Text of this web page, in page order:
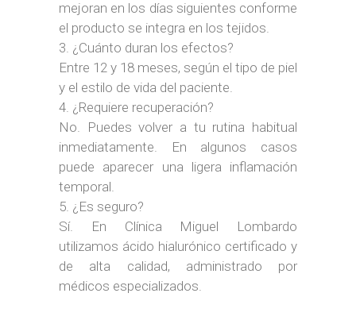
mejoran en los días siguientes conforme
el producto se integra en los tejidos.
¿Cuánto duran los efectos?
Entre 12 y 18 meses, según el tipo de piel
y el estilo de vida del paciente.
¿Requiere recuperación?
No. Puedes volver a tu rutina habitual
inmediatamente. En algunos casos
puede aparecer una ligera inflamación
temporal.
¿Es seguro?
Sí. En Clínica Miguel Lombardo
utilizamos ácido hialurónico certificado y
de alta calidad, administrado por
médicos especializados.